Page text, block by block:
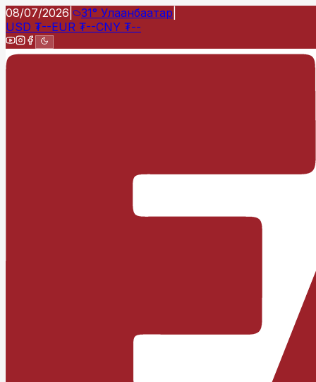
08/07/2026 31° Улаанбаатар
USD ₮--EUR ₮--CNY ₮--